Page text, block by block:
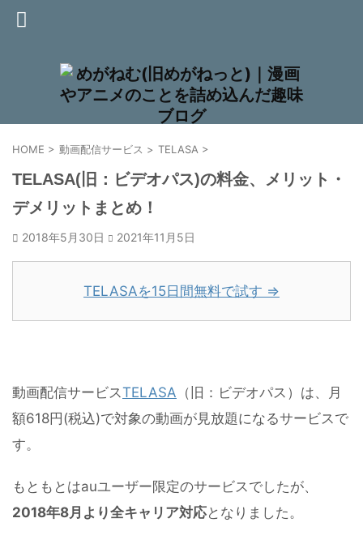
HOME > 動画配信サービス > TELASA >
TELASA(旧：ビデオパス)の料金、メリット・
デメリットまとめ！
2018年5月30日 2021年11月5日
TELASAを15日間無料で試す ⇒
動画配信サービスTELASA （旧：ビデオパス）は、月
額618円(税込)で対象の動画が見放題になるサービスで
す。
もともとはauユーザー限定のサービスでしたが、
2018年8月より全キャリア対応となりました。